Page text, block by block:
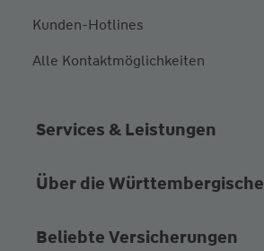
Kunden-Hotlines
Alle Kontaktmöglichkeiten
Services & Leistungen
Über die Württembergische
Beliebte Versicherungen